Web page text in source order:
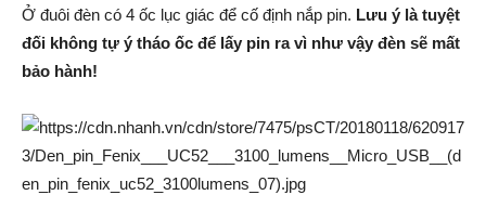
Ở đuôi đèn có 4 ốc lục giác để cố định nắp pin. Lưu ý là tuyệt
đối không tự ý tháo ốc để lấy pin ra vì như vậy đèn sẽ mất
bảo hành!